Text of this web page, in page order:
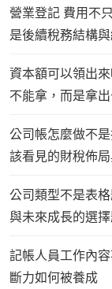
營業登記 費用不
是後續稅務結構
資本額可以領出
不能拿，而是拿
公司帳怎麼做不
該看見的財稅佈
公司類型不是表
與未來成長的選
記帳人員工作內
斷力如何被養成